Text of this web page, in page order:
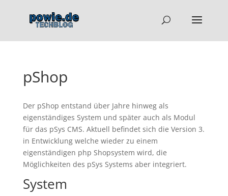
pShop
Der pShop entstand über Jahre hinweg als
eigenständiges System und später auch als Modul
für das pSys CMS. Aktuell befindet sich die Version 3.
in Entwicklung welche wieder zu einem
eigenständigen php Shopsystem wird, die
Möglichkeiten des pSys Systems aber integriert.
System